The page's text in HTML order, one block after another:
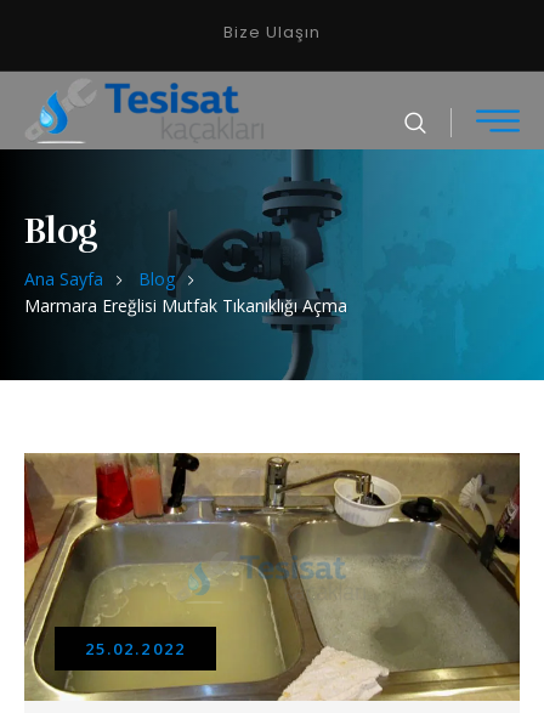
Bize Ulaşın
Blog
Ana Sayfa
Blog
Marmara Ereğlisi Mutfak Tıkanıklığı Açma
25.02.2022